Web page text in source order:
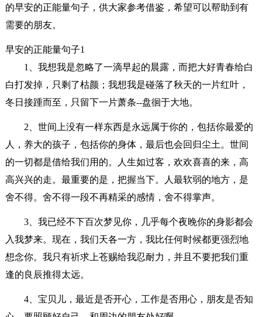
的早安的正能量句子，供大家参考借鉴，希望可以帮助到有
需要的朋友。
早安的正能量句子1
1、我想我是忽略了一滴早起的晨露，而把大好青春给白
白打发掉，只剩了枯颜；我想我是碰落了秋天的一片红叶，
冬日接踵而至，只留下一片萧条--盘徊于大地。
2、世间上没有一样东西是永远属于你的，包括你最爱的
人，养大的孩子，包括你的身体，最后也会回归尘土。世间
的一切都是借给我们用的。人生如过客，欢欢喜喜的来，高
高兴兴的走。最重要的是，把握当下。人最软弱的地方，是
舍不得。舍不得一段不再精采的感情，舍不得掌声。
3、我已经不下百次梦见你，几乎每个夜晚你的身影都会
入我梦来。现在，我们天各一方，我比任何时候都更强烈地
想念你。我只有祈求上苍赐给我忍耐力，并且不要把我们重
逢的良辰推得太远。
4、宝贝儿，最近是否开心，工作是否用心，朋友是否知